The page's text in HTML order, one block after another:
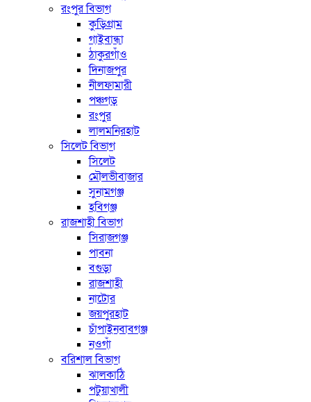
রংপুর বিভাগ
কুড়িগ্রাম
গাইবান্ধা
ঠাকুরগাঁও
দিনাজপুর
নীলফামারী
পঞ্চগড়
রংপুর
লালমনিরহাট
সিলেট বিভাগ
সিলেট
মৌলভীবাজার
সুনামগঞ্জ
হবিগঞ্জ
রাজশাহী বিভাগ
সিরাজগঞ্জ
পাবনা
বগুড়া
রাজশাহী
নাটোর
জয়পুরহাট
চাঁপাইনবাবগঞ্জ
নওগাঁ
বরিশাল বিভাগ
ঝালকাঠি
পটুয়াখালী